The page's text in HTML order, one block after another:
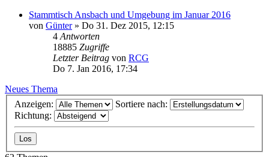
Stammtisch Ansbach und Umgebung im Januar 2016
von Günter» Do 31. Dez 2015, 12:15
4 Antworten
18885 Zugriffe
Letzter Beitrag von RCG
Do 7. Jan 2016, 17:34
Neues Thema
Anzeigen:
Sortiere nach:
Richtung: